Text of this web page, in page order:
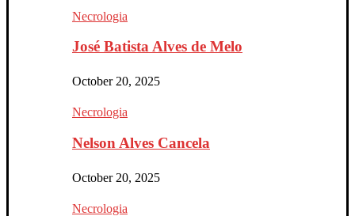
Necrologia
José Batista Alves de Melo
October 20, 2025
Necrologia
Nelson Alves Cancela
October 20, 2025
Necrologia